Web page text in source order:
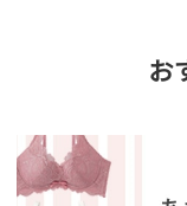
お